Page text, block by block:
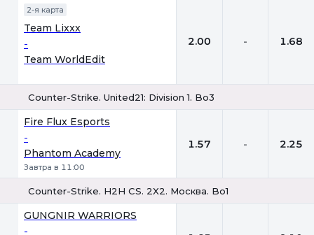
2-я карта
Team Lixxx
-
Team WorldEdit
2.00 - 1.68
Counter-Strike. United21: Division 1. Bo3
Fire Flux Esports
-
Phantom Academy
Завтра в 11:00
1.57 - 2.25
Counter-Strike. H2H CS. 2X2. Москва. Bo1
GUNGNIR WARRIORS
-